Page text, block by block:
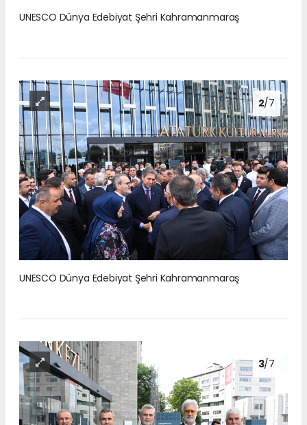
UNESCO Dünya Edebiyat Şehri Kahramanmaraş
2/7
UNESCO Dünya Edebiyat Şehri Kahramanmaraş
3/7